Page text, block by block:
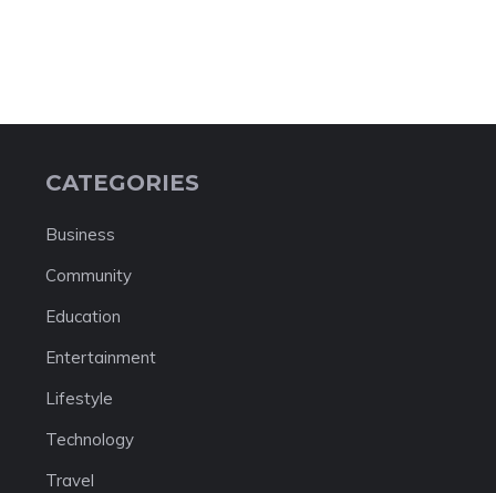
CATEGORIES
Business
Community
Education
Entertainment
Lifestyle
Technology
Travel